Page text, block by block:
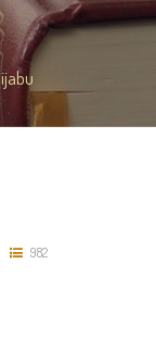
982